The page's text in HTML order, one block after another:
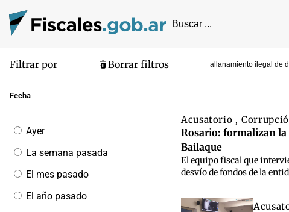
Filtrar por Borrar filtros allanamiento ilegal de
Fecha
Filtrar
por
fecha
Ayer
La semana pasada
El mes pasado
El año pasado
Acusatorio ,
Rosario: formalizan
Bailaque
El equipo fiscal que
desvío de fondos de la